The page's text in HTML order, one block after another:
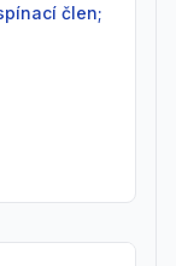
člen;